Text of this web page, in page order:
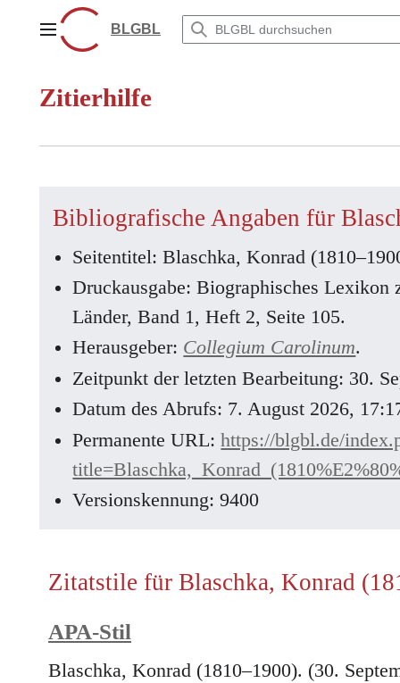
springenHauptmenüBLGBL
Zitierhilfe
Bibliografische Angaben für
Seitentitel: Blaschka, Konrad
Druckausgabe: Biographisches Lexikon
Länder, Band 1, Heft 2, Seite 105.
Herausgeber: Collegium Carolinum.
Zeitpunkt der letzten Bearbeitung: 30.
Datum des Abrufs: 7. August 2026,
Permanente URL:https://blgbl.de/
Versionskennung: 9400
Zitatstile für Blaschka, Konrad
APA-Stil
Blaschka, Konrad (1810–1900). (30.